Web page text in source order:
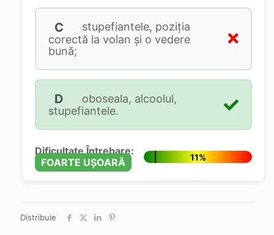
C
stupefiantele, poziția
corectă la volan și o vedere
bună;
D
oboseala, alcoolul,
stupefiantele.
Dificultate Întrebare:
FOARTE UȘOARĂ
11%
Distribuie